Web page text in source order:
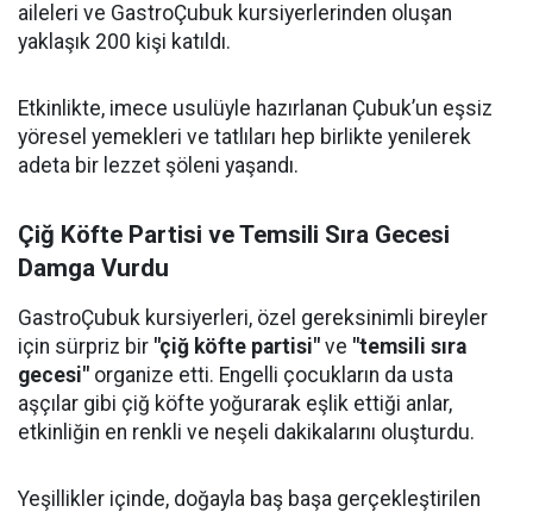
aileleri ve GastroÇubuk kursiyerlerinden oluşan
yaklaşık 200 kişi katıldı.
Etkinlikte, imece usulüyle hazırlanan Çubuk’un eşsiz
yöresel yemekleri ve tatlıları hep birlikte yenilerek
adeta bir lezzet şöleni yaşandı.
Çiğ Köfte Partisi ve Temsili Sıra Gecesi
Damga Vurdu
GastroÇubuk kursiyerleri, özel gereksinimli bireyler
için sürpriz bir "çiğ köfte partisi" ve "temsili sıra
gecesi" organize etti. Engelli çocukların da usta
aşçılar gibi çiğ köfte yoğurarak eşlik ettiği anlar,
etkinliğin en renkli ve neşeli dakikalarını oluşturdu.
Yeşillikler içinde, doğayla baş başa gerçekleştirilen